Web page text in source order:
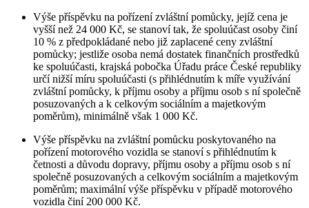
Výše příspěvku na pořízení zvláštní pomůcky, jejíž cena je
vyšší než 24 000 Kč, se stanoví tak, že spoluúčast osoby činí
10 % z předpokládané nebo již zaplacené ceny zvláštní
pomůcky; jestliže osoba nemá dostatek finančních prostředků
ke spoluúčasti, krajská pobočka Úřadu práce České republiky
určí nižší míru spoluúčasti (s přihlédnutím k míře využívání
zvláštní pomůcky, k příjmu osoby a příjmu osob s ní společně
posuzovaných a k celkovým sociálním a majetkovým
poměrům), minimálně však 1 000 Kč.
Výše příspěvku na zvláštní pomůcku poskytovaného na
pořízení motorového vozidla se stanoví s přihlédnutím k
četnosti a důvodu dopravy, příjmu osoby a příjmu osob s ní
společně posuzovaných a celkovým sociálním a majetkovým
poměrům; maximální výše příspěvku v případě motorového
vozidla činí 200 000 Kč.